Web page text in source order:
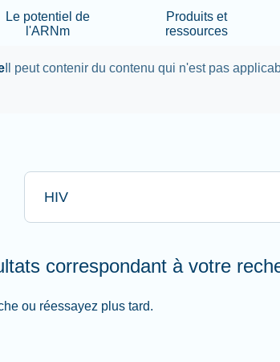
Le potentiel de
l'ARNm
Produits et
ressources
Il peut contenir du contenu qui n'est pas
Appez ici pour rechercher
correspondant à votre
ou réessayez plus tard.